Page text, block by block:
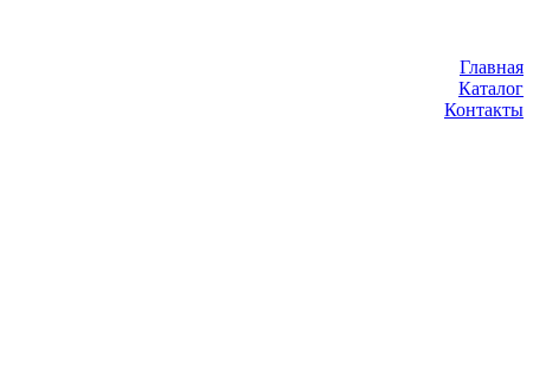
Главная
Каталог
Контакты